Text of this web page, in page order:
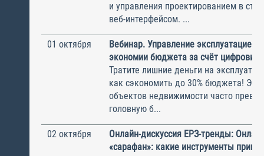
и управления проектированием в
веб-интерфейсом. ...
01 октября
Вебинар. Управление эксплуатацией:
экономии бюджета за счёт
Тратите лишние деньги на
как сэкономить до 30% бюджета!
объектов недвижимости часто
головную б...
02 октября
Онлайн-дискуссия ЕРЗ-тренды:
«сарафан»: какие инструменты